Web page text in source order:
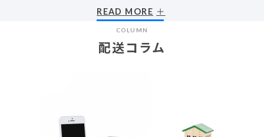
READ MORE
COLUMN
配送コラム